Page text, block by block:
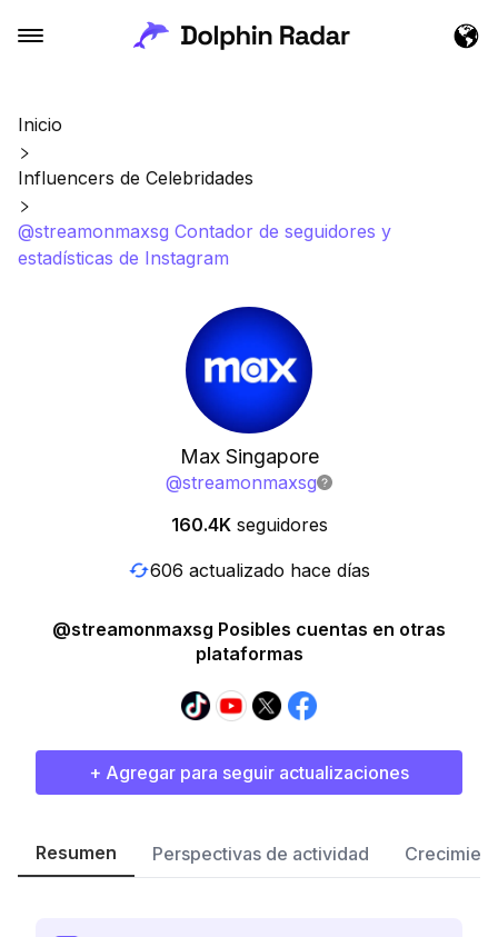
Inicio
Influencers de Celebridades
@streamonmaxsg Contador de seguidores y
estadísticas de Instagram
Max Singapore
@streamonmaxsg
160.4K seguidores
606 actualizado hace días
@streamonmaxsg Posibles cuentas en otras
plataformas
+ Agregar para seguir actualizaciones
Resumen Perspectivas de actividad